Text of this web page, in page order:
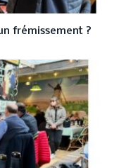
frémissement ?